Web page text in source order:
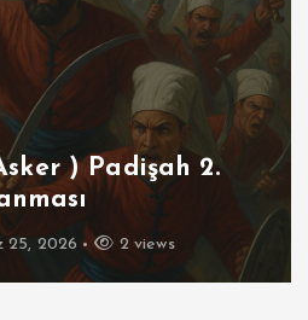
Yeniden
16, 2026 3 views